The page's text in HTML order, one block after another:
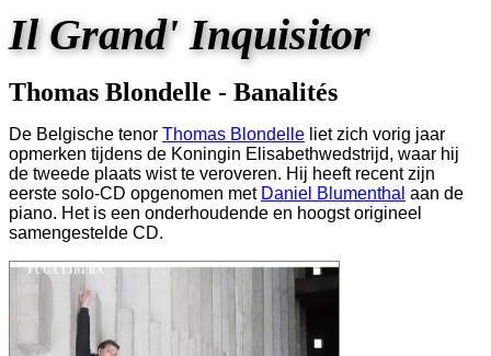
Il Grand' Inquisitor
Thomas Blondelle - Banalités
De Belgische tenor Thomas Blondelle liet zich vorig jaar
opmerken tijdens de Koningin Elisabethwedstrijd, waar hij
de tweede plaats wist te veroveren. Hij heeft recent zijn
eerste solo-CD opgenomen met Daniel Blumenthal aan de
piano. Het is een onderhoudende en hoogst origineel
samengestelde CD.